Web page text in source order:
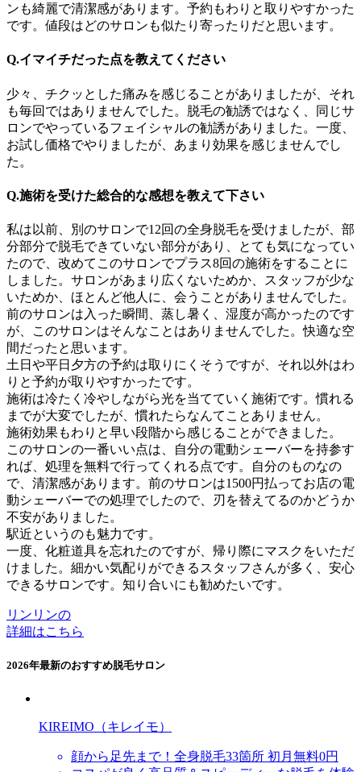
ンも綺麗で清潔感があります。予約もわりと取りやすかった
です。値段はどのサロンも似たり寄ったりだと思います。
Q.イマイチだった点を教えてください
少々、チクッとした痛みを感じることがありましたが、それ
も毎回ではありませんでした。脱毛の勧誘ではなく、同じサ
ロンでやっているフェイシャルの勧誘がありました。一度、
お試し価格でやりましたが、あまり効果を感じませんでし
た。
Q.施術を受けた総合的な感想を教えて下さい
私は以前、別のサロンで12回の全身脱毛を受けましたが、部
分部分で脱毛できていない部分があり、とても気になってい
たので、改めてこのサロンでプラス8回の施術をすることに
しました。サロンがあまり広くないためか、スタッフが少な
いためか、ほとんど他人に、会うことがありませんでした。
前のサロンは入った瞬間、蒸し暑く、湿度が高かったのです
が、このサロンはそんなことはありませんでした。快適な空
間だったと思います。
土日や平日夕方の予約は取りにくそうですが、それ以外はわ
りと予約が取りやすかったです。
施術は冷たく冷やしながら光を当てていく施術です。慣れる
までが大変でしたが、慣れたらなんてことありません。
施術効果もわりと早い段階から感じることができました。
このサロンの一番いい点は、自分の電動シェーバーを持参す
れば、処理を無料で行ってくれる点です。自分のものなの
で、清潔感があります。前のサロンは1500円払ってお店の電
動シェーバーでの処理でしたので、刃を替えてるのかどうか
不安がありました。
駅近というのも魅力です。
一度、化粧道具を忘れたのですが、帰り際にマスクをいただ
けました。細かい気配りができるスタッフさんが多く、安心
できるサロンです。知り合いにも勧めたいです。
リンリンの
詳細はこちら
2026年最新のおすすめ脱毛サロン
KIREIMO（キレイモ）
顔から足先まで！全身脱毛33箇所 初月無料0円